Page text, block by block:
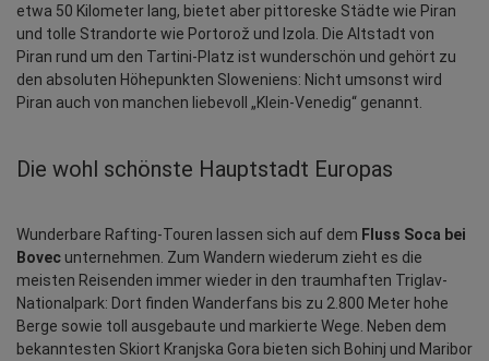
etwa 50 Kilometer lang, bietet aber pittoreske Städte wie Piran
und tolle Strandorte wie Portorož und Izola. Die Altstadt von
Piran rund um den Tartini-Platz ist wunderschön und gehört zu
den absoluten Höhepunkten Sloweniens: Nicht umsonst wird
Piran auch von manchen liebevoll „Klein-Venedig“ genannt.
Die wohl schönste Hauptstadt Europas
Wunderbare Rafting-Touren lassen sich auf dem Fluss Soca bei
Bovec unternehmen. Zum Wandern wiederum zieht es die
meisten Reisenden immer wieder in den traumhaften Triglav-
Nationalpark: Dort finden Wanderfans bis zu 2.800 Meter hohe
Berge sowie toll ausgebaute und markierte Wege. Neben dem
bekanntesten Skiort Kranjska Gora bieten sich Bohinj und Maribor